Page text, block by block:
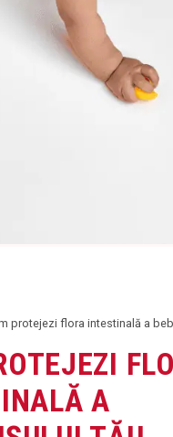
protejezi flora intestinală a
A